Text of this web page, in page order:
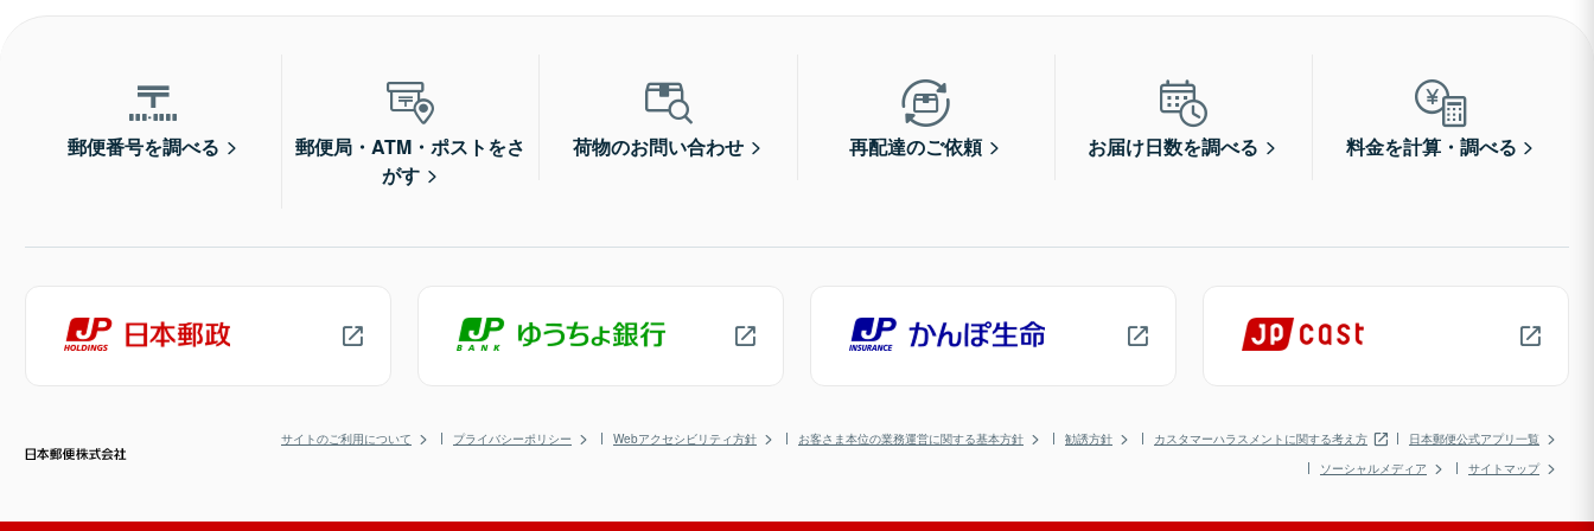
郵便番号を調べる
郵便局・ATM・ポストをさ
がす
荷物のお問い合わせ 再配達のご依頼 お届け日数を調べる 料金を計算・調べる
サイトのご利用について プライバシーポリシー Webアクセシビリティ方針 お客さま本位の業務運営に関する基本方針 勧誘方針 カスタマーハラスメントに関する考え方
日本郵便公式アプリ一覧
ソーシャルメディア
サイトマップ